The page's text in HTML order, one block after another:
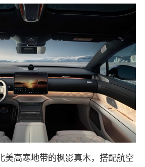
美高寒地带的枫影真木，搭配航空